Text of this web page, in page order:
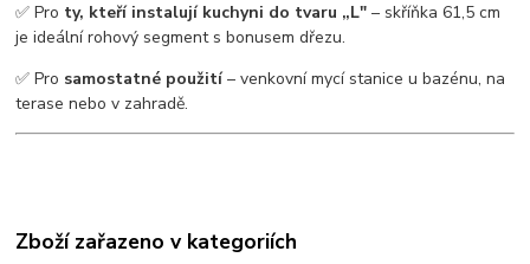
✅ Pro ty, kteří instalují kuchyni do tvaru „L" – skříňka 61,5 cm
je ideální rohový segment s bonusem dřezu.
✅ Pro samostatné použití– venkovní mycí stanice u bazénu, na
terase nebo v zahradě.
Zboží zařazeno v kategoriích